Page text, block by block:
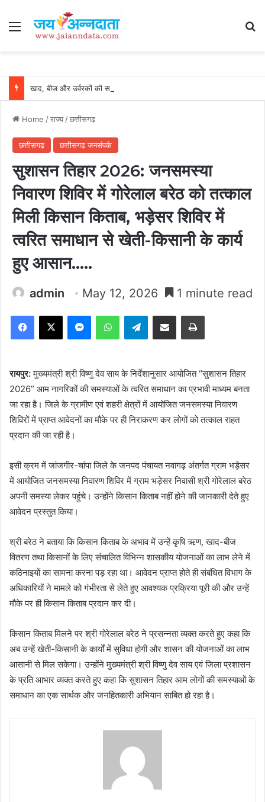
Menu
Home /राज्य/छत्तीसगढ़
छत्तीसगढ़ छत्तीसगढ़ जनसंपर्क
सुशासन तिहार 2026: जनसमस्या
निवारण शिविर में गोरेलाल बरेठ को तत्काल
मिली किसान किताब, भड़ेसर शिविर में
त्वरित समाधान से खेती-किसानी के कार्य
हुए आसान…..
admin May 12, 2026 1 minute read
Facebook
X MessengerWhatsAppTelegramShare via Email Print
रायपुर:मुख्यमंत्री श्री विष्णु देव साय के निर्देशानुसार आयोजित “सुशासन तिहार
2026” आम नागरिकों की समस्याओं के त्वरित समाधान का प्रभावी माध्यम बनता
जा रहा है। जिले के ग्रामीण एवं शहरी क्षेत्रों में आयोजित जनसमस्या निवारण
शिविरों में प्राप्त आवेदनों का मौके पर ही निराकरण कर लोगों को तत्काल राहत
प्रदान की जा रही है।
इसी क्रम में जांजगीर-चांपा जिले के जनपद पंचायत नवागढ़ अंतर्गत ग्राम भड़ेसर
में आयोजित जनसमस्या निवारण शिविर में ग्राम भड़ेसर निवासी श्री गोरेलाल बरेठ
अपनी समस्या लेकर पहुंचे। उन्होंने किसान किताब नहीं होने की जानकारी देते हुए
आवेदन प्रस्तुत किया।
श्री बरेठ ने बताया कि किसान किताब के अभाव में उन्हें कृषि ऋण, खाद-बीज
वितरण तथा किसानों के लिए संचालित विभिन्न शासकीय योजनाओं का लाभ लेने में
कठिनाइयों का सामना करना पड़ रहा था। आवेदन प्राप्त होते ही संबंधित विभाग के
अधिकारियों ने मामले को गंभीरता से लेते हुए आवश्यक प्रक्रिया पूरी की और उन्हें
मौके पर ही किसान किताब प्रदान कर दी।
किसान किताब मिलने पर श्री गोरेलाल बरेठ ने प्रसन्नता व्यक्त करते हुए कहा कि
अब उन्हें खेती-किसानी के कार्यों में सुविधा होगी और शासन की योजनाओं का लाभ
आसानी से मिल सकेगा। उन्होंने मुख्यमंत्री श्री विष्णु देव साय एवं जिला प्रशासन
के प्रति आभार व्यक्त करते हुए कहा कि सुशासन तिहार आम लोगों की समस्याओं के
समाधान का एक सार्थक और जनहितकारी अभियान साबित हो रहा है।